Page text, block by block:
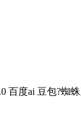
百度ai 豆包?